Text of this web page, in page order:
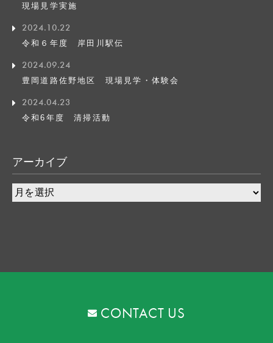
現場見学実施
2024.10.22
令和６年度 岸田川駅伝
2024.09.24
豊岡道路佐野地区 現場見学・体験会
2024.04.23
令和6年度 清掃活動
アーカイブ
CONTACT US